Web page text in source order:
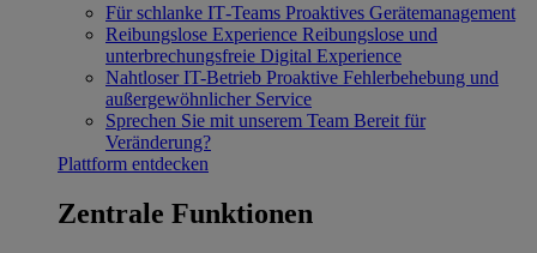
Für schlanke IT‐Teams Proaktives Gerätemanagement
Reibungslose Experience Reibungslose und
unterbrechungsfreie Digital Experience
Nahtloser IT-Betrieb Proaktive Fehlerbehebung und
außergewöhnlicher Service
Sprechen Sie mit unserem Team Bereit für
Veränderung?
Plattform entdecken
Zentrale Funktionen